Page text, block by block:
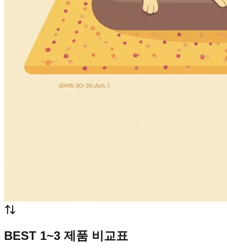
BEST 1~3 제품 비교표